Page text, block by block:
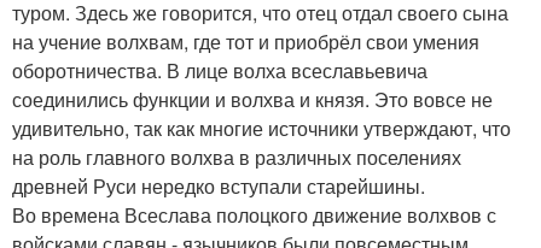
туром. Здесь же говорится, что отец отдал своего сына
на учение волхвам, где тот и приобрёл свои умения
оборотничества. В лице волха всеславьевича
соединились функции и волхва и князя. Это вовсе не
удивительно, так как многие источники утверждают, что
на роль главного волхва в различных поселениях
древней Руси нередко вступали старейшины.
Во времена Всеслава полоцкого движение волхвов с